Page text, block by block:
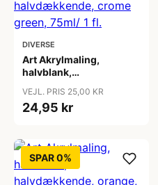
DIVERSE
Art Akrylmaling,
halvblank,
green, 75ml/ 1 fl.
VEJL. PRIS 25,00 KR
24,95 kr
SPAR 0%